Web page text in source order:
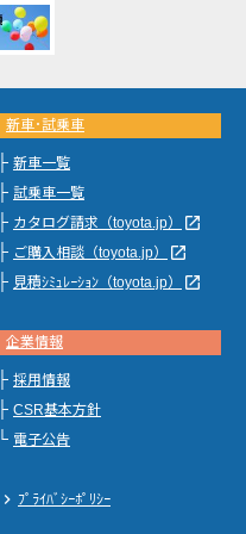
新車･試乗車
├ 新車一覧
├ 試乗車一覧
├ カタログ請求（toyota.jp）
launch
├ ご購入相談（toyota.jp）
launch
├ 見積ｼﾐｭﾚｰｼｮﾝ（toyota.jp） launch
企業情報
├ 採用情報
├ CSR基本方針
└ 電子公告
chevron_right ﾌﾟﾗｲﾊﾞｼｰﾎﾟﾘｼｰ